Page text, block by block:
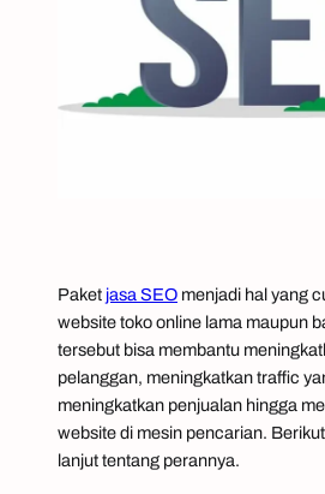
Paket jasa SEO menjadi hal yang
website tokoonline lama maupun
tersebut bisa membantu
pelanggan, meningkatkantraffic
meningkatkan penjualan hingga
website di mesin pencarian.
lanjut tentang perannya.